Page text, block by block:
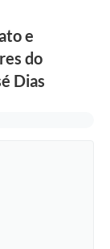
e
do
Dias